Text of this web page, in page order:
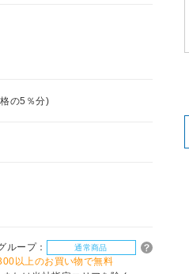
の5％分)
ループ： 通常商品
以上のお買い物で無料